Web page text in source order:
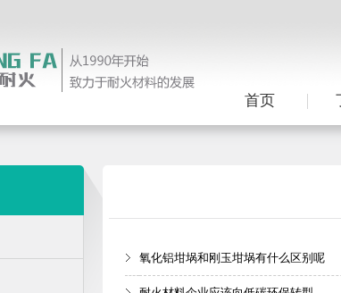
首页
氧化铝坩埚和刚玉坩埚有什么区别呢